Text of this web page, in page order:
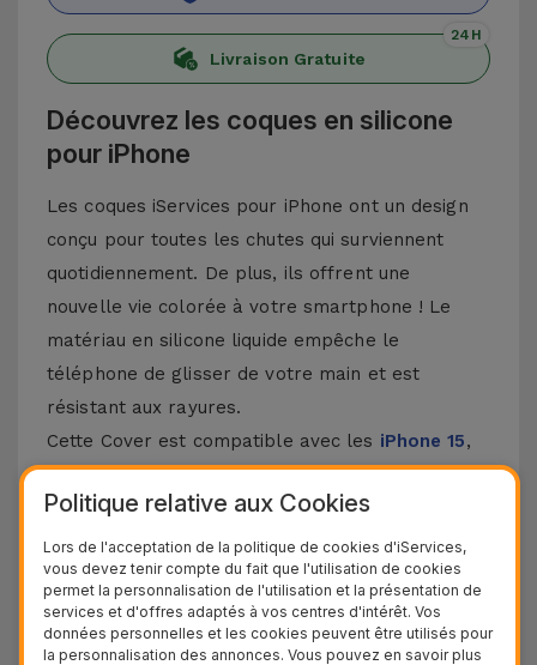
Livraison Gratuite
24H
Découvrez les coques en silicone
pour iPhone
Les coques iServices pour iPhone ont un design
conçu pour toutes les chutes qui surviennent
quotidiennement. De plus, ils offrent une
nouvelle vie colorée à votre smartphone ! Le
matériau en silicone liquide empêche le
téléphone de glisser de votre main et est
résistant aux rayures.
Cette Cover est compatible avec les iPhone 15,
14, 13, 12, entre autres, ainsi qu'avec le modèle le
plus populaire d'Apple, l'iPhone 16et
Protection à 3 couches avec coques en
silicone
Nos coques en silicone pour iPhone ont une
Politique relative aux Cookies
Lors de l'acceptation de la politique de cookies d'iServices,
vous devez tenir compte du fait que l'utilisation de cookies
permet la personnalisation de l'utilisation et la présentation de
services et d'offres adaptés à vos centres d'intérêt. Vos
données personnelles et les cookies peuvent être utilisés pour
la personnalisation des annonces. Vous pouvez en savoir plus